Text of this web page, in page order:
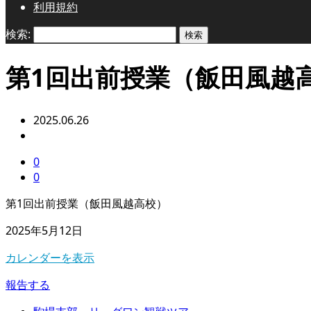
利用規約
検索:
第1回出前授業（飯田風越
2025.06.26
0
0
第1回出前授業（飯田風越高校）
2025年5月12日
カレンダーを表示
報告する